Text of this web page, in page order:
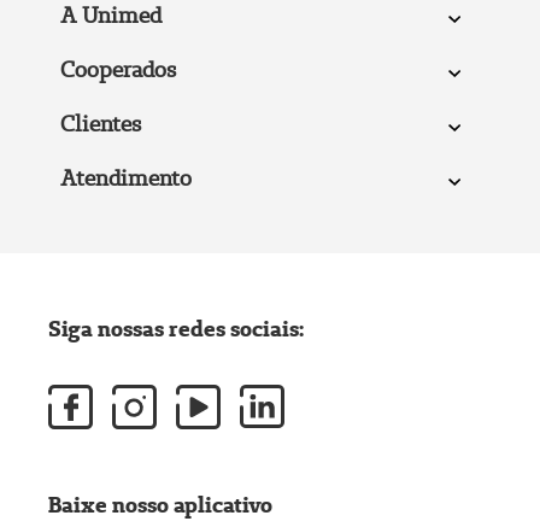
A Unimed
Cooperados
Clientes
Atendimento
Siga nossas redes sociais:
Baixe nosso aplicativo